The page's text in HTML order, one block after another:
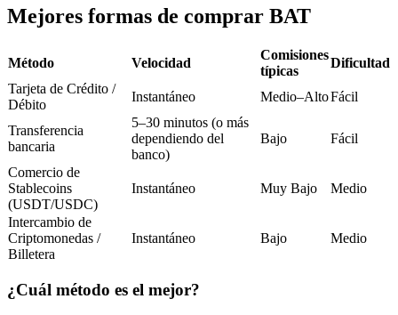
Únete a los mejores traders
Mejores formas de comprar BAT
Método Velocidad
Comisiones
típicas
Dificultad
Tarjeta de Crédito /
Débito
Instantáneo Medio–AltoFácil
Transferencia
bancaria
5–30 minutos (o más
dependiendo del
banco)
Bajo Fácil
Comercio de
Stablecoins
(USDT/USDC)
Instantáneo Muy Bajo Medio
Intercambio de
Criptomonedas /
Billetera
Instantáneo Bajo Medio
¿Cuál método es el mejor?